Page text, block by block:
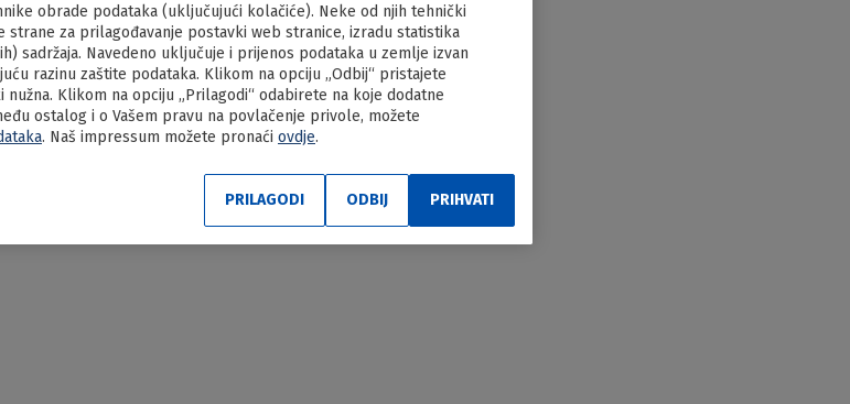
obrade podataka (uključujući kolačiće). Neke od njih tehnički
za prilagođavanje postavki web stranice, izradu statistika
sadržaja. Navedeno uključuje i prijenos podataka u zemlje izvan
razinu zaštite podataka. Klikom na opciju „Odbij“ pristajete
Klikom na opciju „Prilagodi“ odabirete na koje dodatne
ostalog i o Vašem pravu na povlačenje privole, možete
. Naš impressum možete pronaći ovdje.
ODBIJ PRIHVATI
PRILAGODI